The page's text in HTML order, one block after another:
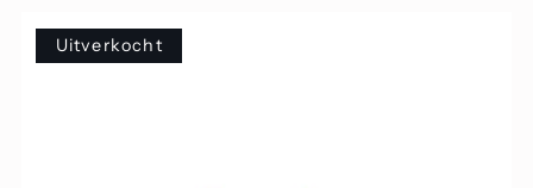
Uitverkocht